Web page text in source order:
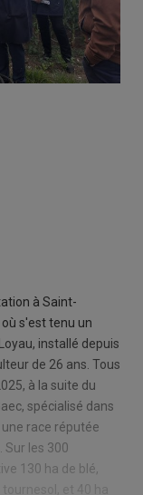
à Saint-
s'est tenu un
installé depuis
de 26 ans. Tous
à la suite du
spécialisé dans
race réputée
Sur les 300
130 ha de blé,
et 40 ha